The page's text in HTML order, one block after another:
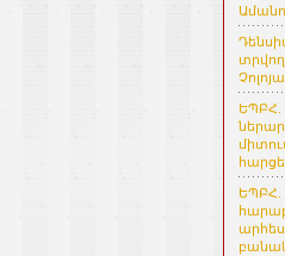
ԵՊԲՀ.
ԵՊԲՀ.